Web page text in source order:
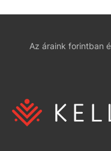
Az áraink forintban